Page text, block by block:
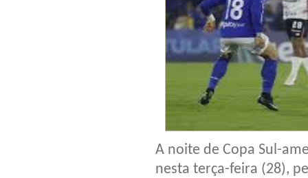
A noite de Copa Sul-
nesta terça-feira (28),